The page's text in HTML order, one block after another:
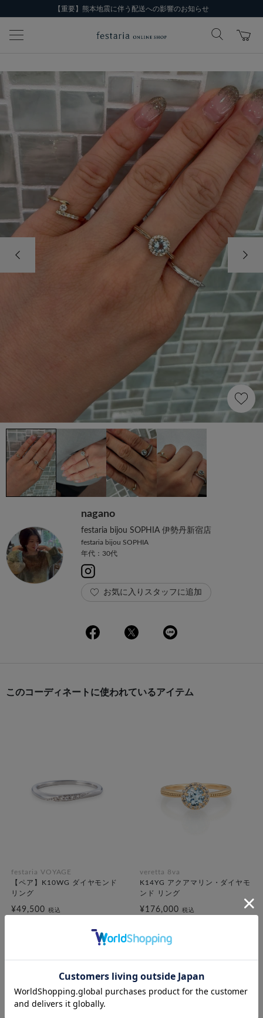
【重要】熊本地震に伴う配送への影響のお知らせ
nagano
festaria bijou SOPHIA 伊勢丹新宿店
festaria bijou SOPHIA
年代：30代
お気に入りスタッフに追加
このコーディネートに使われているアイテム
festaria VOYAGE
【ペア】K10WG ダイヤモンド
リング
¥49,500 税込
veretta 8va
K14YG アクアマリン・ダイヤモ
ンド リング
¥176,000 税込